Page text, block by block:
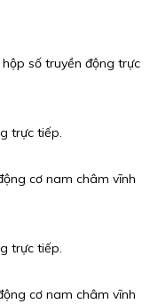
số truyền động trực
trực tiếp.
cơ nam châm vĩnh
trực tiếp.
cơ nam châm vĩnh